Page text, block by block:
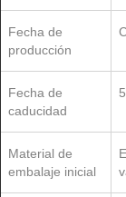
Fecha de
producción
Fecha de
caducidad
Material de
embalaje inicial